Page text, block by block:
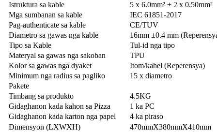
Istruktura sa kable
5 x 6.0mm² + 2 x 0.50mm²
Mga sumbanan sa kable
IEC 61851-2017
Pag-authenticate sa kable
CE/TUV
Diametro sa gawas nga kable
16mm ±0.4 mm
Tipo sa Kable
Tul-id nga tipo
Materyal sa gawas nga sakoban
TPU
Kolor sa gawas nga dyaket
Itom/kahel (Reperensya)
Minimum nga radius sa pagliko
15 x diametro
Pakete
Timbang sa produkto
4.5KG
Gidaghanon kada kahon sa Pizza
1 ka PC
Gidaghanon kada karton nga papel
4 ka piraso
Dimensyon (LXWXH)
470mmX380mmX410mm